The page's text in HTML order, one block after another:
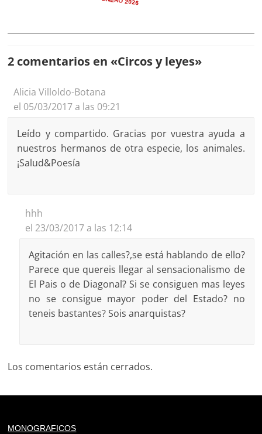
2 comentarios en «Circos y leyes»
Alicia Villoldo-Botana
el 05/03/2017 a las 09:21
Leído y compartido. Gracias por vuestra ayuda a
nuestros hermanos de otra especie, los animales.
¡Salud&Poesía
hhh
el 23/03/2017 a las 12:14
Agitación en las calles?,se está hablando de ello?
Parece que quereis llegar al sensacionalismo de
El Pais o de Diagonal? Si se consiguen mas leyes
no se consigue mayor poder del Estado? no
teneis bastantes? Sois anarquistas?
Los comentarios están cerrados.
MONOGRAFICOS
of type string is deprecated in